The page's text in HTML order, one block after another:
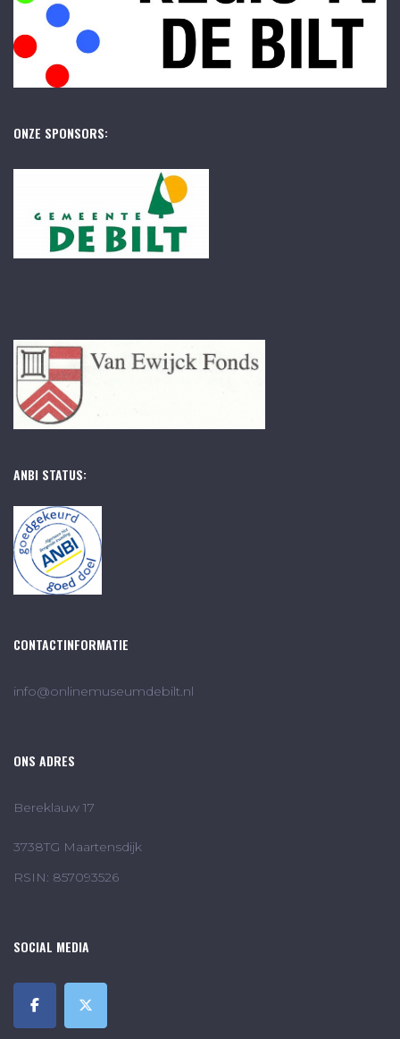
ONZE SPONSORS:
ANBI STATUS:
CONTACTINFORMATIE
info@onlinemuseumdebilt.nl
ONS ADRES
Bereklauw 17
3738TG Maartensdijk
RSIN: 857093526
SOCIAL MEDIA